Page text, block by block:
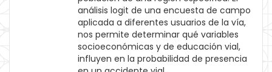
análisis logit de una encuesta de campo
aplicada a diferentes usuarios de la vía,
nos permite determinar qué variables
socioeconómicas y de educación vial,
influyen en la probabilidad de presencia